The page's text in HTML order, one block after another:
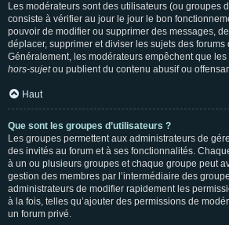
Les modérateurs sont des utilisateurs (ou groupes
consiste à vérifier au jour le jour le bon
pouvoir de modifier ou supprimer des messages,
déplacer, supprimer et diviser les sujets des forums
Généralement, les modérateurs empêchent que
hors-sujetou publient du contenu abusif ou
Haut
Que sont les groupes d’utilisateurs ?
Les groupes permettent aux administrateurs de
des invités au forum et à ses fonctionnalités.
à un ou plusieurs groupes et chaque groupe peut
gestion des membres par l’intermédiaire des
administrateurs de modifier rapidement les
à la fois, telles qu’ajouter des permissions de
un forum privé.